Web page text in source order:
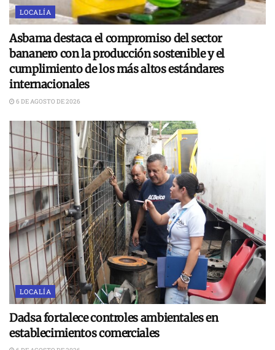
LOCALÍA
Asbama destaca el compromiso del sector
bananero con la producción sostenible y el
cumplimiento de los más altos estándares
internacionales
6 DE AGOSTO DE 2026
LOCALÍA
Dadsa fortalece controles ambientales en
establecimientos comerciales